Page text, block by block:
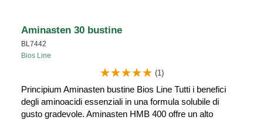
Aminasten 30 bustine
BL7442
Bios Line
(1)
Principium Aminasten bustine Bios Line Tutti i benefici
degli aminoacidi essenziali in una formula solubile di
gusto gradevole. Aminasten HMB 400 offre un alto